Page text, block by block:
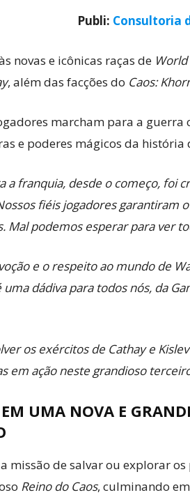
Publi: Consultoria
novas e icônicas raças de
, além das facções do Caos:
marcham para a guerra
e poderes mágicos da história
a franquia, desde o começo,
fiéis jogadores garantiram
Mal podemos esperar para ver
e o respeito ao mundo de
uma dádiva para todos nós, da
os exércitos de Cathay e
em ação neste grandioso
UMA NOVA E
a missão de salvar ou explorar
Reino do Caos, culminando